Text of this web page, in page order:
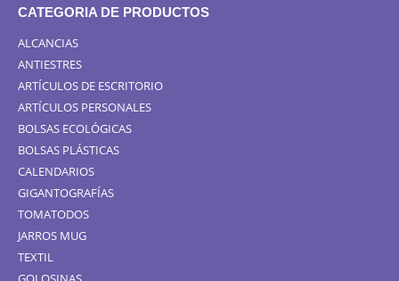
CATEGORIA DE PRODUCTOS
ALCANCIAS
ANTIESTRES
ARTÍCULOS DE ESCRITORIO
ARTÍCULOS PERSONALES
BOLSAS ECOLÓGICAS
BOLSAS PLÁSTICAS
CALENDARIOS
GIGANTOGRAFÍAS
TOMATODOS
JARROS MUG
TEXTIL